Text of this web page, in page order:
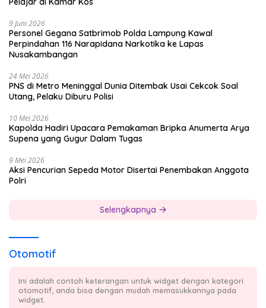
9 Juni 2026
Personel Gegana Satbrimob Polda Lampung Kawal
Perpindahan 116 Narapidana Narkotika ke Lapas
Nusakambangan
24 Mei 2026
PNS di Metro Meninggal Dunia Ditembak Usai Cekcok Soal
Utang, Pelaku Diburu Polisi
10 Mei 2026
Kapolda Hadiri Upacara Pemakaman Bripka Anumerta Arya
Supena yang Gugur Dalam Tugas
9 Mei 2026
Aksi Pencurian Sepeda Motor Disertai Penembakan Anggota
Polri
Selengkapnya
Otomotif
Ini adalah contoh keterangan untuk widget dengan kategori
otomotif, anda bisa dengan mudah memasukkannya pada
widget.